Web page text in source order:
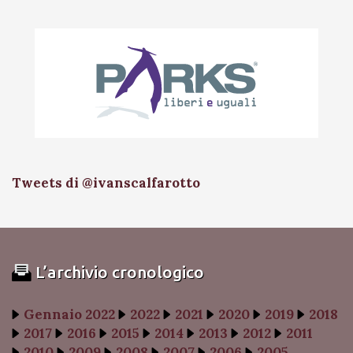
Tweets di @ivanscalfarotto
L’archivio cronologico
Gennaio 2022 2022 2021 2020 2019
2018
2017
2016 2015 2014 2013 2012
2011